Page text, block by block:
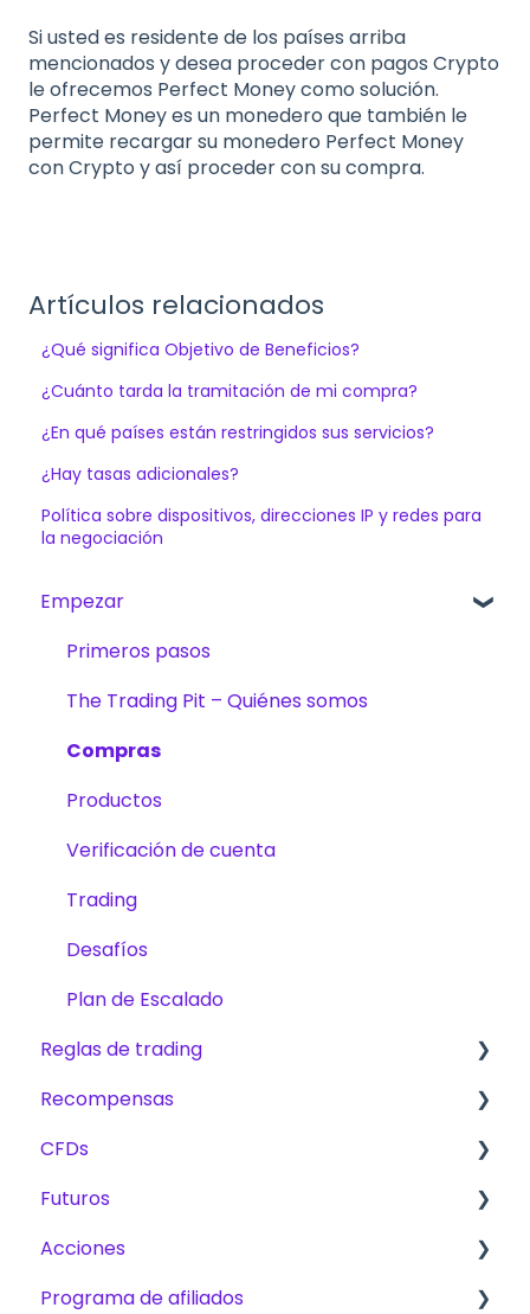
Si usted es residente de los países arriba
mencionados y desea proceder con pagos Crypto
le ofrecemos Perfect Money como solución.
Perfect Money es un monedero que también le
permite recargar su monedero Perfect Money
con Crypto y así proceder con su compra.
Artículos relacionados
¿Qué significa Objetivo de Beneficios?
¿Cuánto tarda la tramitación de mi compra?
¿En qué países están restringidos sus servicios?
¿Hay tasas adicionales?
Política sobre dispositivos, direcciones IP y redes para
la negociación
Empezar
Primeros pasos
The Trading Pit – Quiénes somos
Compras
Productos
Verificación de cuenta
Trading
Desafíos
Plan de Escalado
Reglas de trading
Reglas básicas para CFD, Futuros y Acciones
CFD
Futuros
Acciones
Recompensas
Comisiones
Métodos de recompensas
CFDs
Productos
Trading
Desafíos
Futuros
Plan de Escalado
Challenges
Acciones
Desafíos
Programa de afiliados